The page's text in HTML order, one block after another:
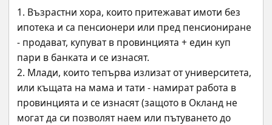
1. Възрастни хора, които притежават имоти без
ипотека и са пенсионери или пред пенсиониране
- продават, купуват в провинцията + един куп
пари в банката и се изнасят.
2. Млади, които тепърва излизат от университета,
или къщата на мама и тати - намират работа в
провинцията и се изнасят (защото в Окланд не
могат да си позволят наем или пътуването до